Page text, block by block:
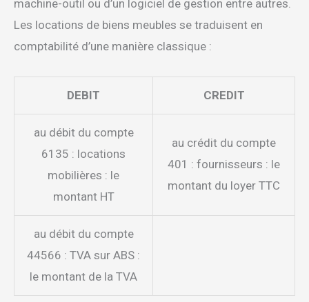
machine-outil ou d’un logiciel de gestion entre autres.
Les locations de biens meubles se traduisent en
comptabilité d’une manière classique :
DEBIT CREDIT
au débit du compte
6135 : locations
mobilières : le
montant HT
au crédit du compte
401 : fournisseurs : le
montant du loyer TTC
au débit du compte
44566 : TVA sur ABS :
le montant de la TVA